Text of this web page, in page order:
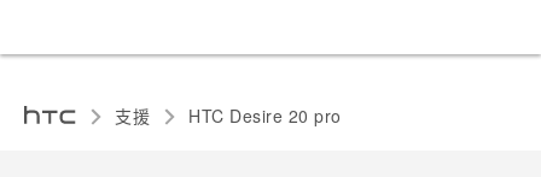
支援 ‎HTC Desire 20 pro‎